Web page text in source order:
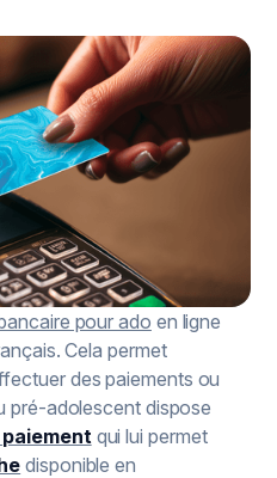
pour ado en ligne
Cela permet
des paiements ou
pré-adolescent dispose
qui lui permet
disponible en